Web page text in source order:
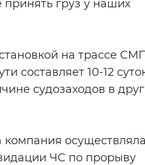
принять груз у наших
на трассе
составляет 10-12
судозаходов в
осуществляла
ЧС по прорыву